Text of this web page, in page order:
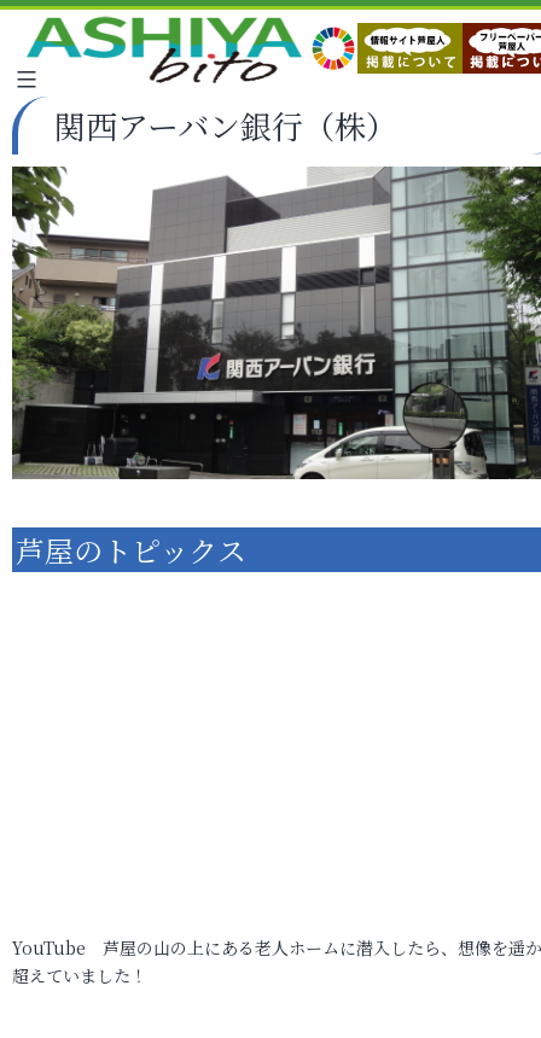
関西アーバン銀行（株）
芦屋のトピックス
YouTube 芦屋の山の上にある老人ホームに潜入したら、想像を遥
超えていました！